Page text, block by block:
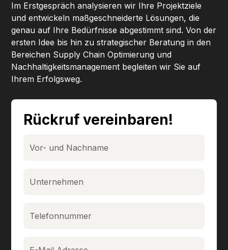
Im Erstgespräch analysieren wir Ihre Projektziele
und entwickeln maßgeschneiderte Lösungen, die
genau auf Ihre Bedürfnisse abgestimmt sind. Von der
ersten Idee bis hin zu strategischer Beratung in den
Bereichen Supply Chain Optimierung und
Nachhaltigkeitsmanagement begleiten wir Sie auf
Ihrem Erfolgsweg.
Rückruf vereinbaren!